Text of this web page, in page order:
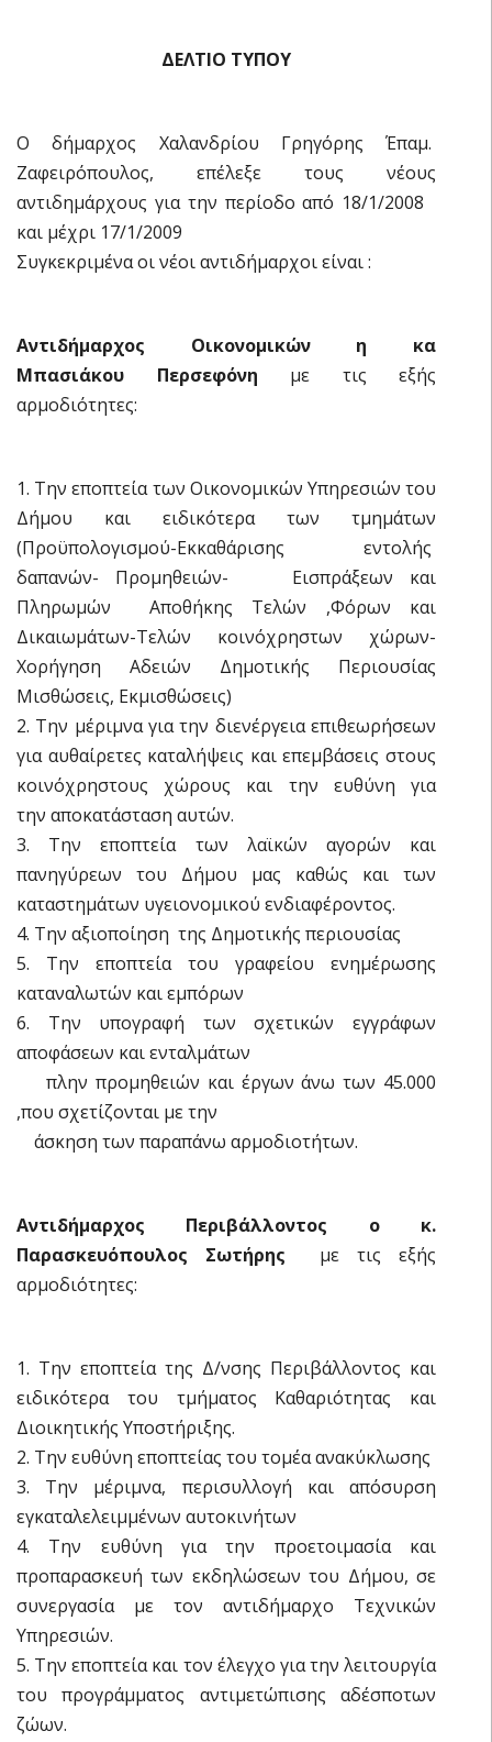
ΔΕΛΤΙΟ ΤΥΠΟΥ
Ο δήμαρχος Χαλανδρίου Γρηγόρης Έπαμ.
Ζαφειρόπουλος, επέλεξε τους νέους
αντιδημάρχους για την περίοδο από 18/1/2008
και μέχρι 17/1/2009
Συγκεκριμένα οι νέοι αντιδήμαρχοι είναι :
Αντιδήμαρχος Οικονομικών η κα
Μπασιάκου Περσεφόνη με τις εξής
αρμοδιότητες:
1. Την εποπτεία των Οικονομικών Υπηρεσιών του
Δήμου και ειδικότερα των τμημάτων
(Προϋπολογισμού-Εκκαθάρισης εντολής
δαπανών- Προμηθειών- Εισπράξεων και
Πληρωμών  Αποθήκης Τελών ,Φόρων και
Δικαιωμάτων-Τελών κοινόχρηστων χώρων-
Χορήγηση Αδειών Δημοτικής Περιουσίας
Μισθώσεις, Εκμισθώσεις)
2. Την μέριμνα για την διενέργεια επιθεωρήσεων
για αυθαίρετες καταλήψεις και επεμβάσεις στους
κοινόχρηστους χώρους και την ευθύνη για
την αποκατάσταση αυτών.
3. Την εποπτεία των λαϊκών αγορών και
πανηγύρεων του Δήμου μας καθώς και των
καταστημάτων υγειονομικού ενδιαφέροντος.
4. Την αξιοποίηση της Δημοτικής περιουσίας
5. Την εποπτεία του γραφείου ενημέρωσης
καταναλωτών και εμπόρων
6. Την υπογραφή των σχετικών εγγράφων
αποφάσεων και ενταλμάτων
πλην προμηθειών και έργων άνω των 45.000
,που σχετίζονται με την
άσκηση των παραπάνω αρμοδιοτήτων.
Αντιδήμαρχος Περιβάλλοντος ο κ.
Παρασκευόπουλος Σωτήρης
με τις εξής
αρμοδιότητες:
1. Την εποπτεία της Δ/νσης Περιβάλλοντος και
ειδικότερα του τμήματος Καθαριότητας και
Διοικητικής Υποστήριξης.
2. Την ευθύνη εποπτείας του τομέα ανακύκλωσης
3. Την μέριμνα, περισυλλογή και απόσυρση
εγκαταλελειμμένων αυτοκινήτων
4. Την ευθύνη για την προετοιμασία και
προπαρασκευή των εκδηλώσεων του Δήμου, σε
συνεργασία με τον αντιδήμαρχο Τεχνικών
Υπηρεσιών.
5. Την εποπτεία και τον έλεγχο για την λειτουργία
του προγράμματος αντιμετώπισης αδέσποτων
ζώων.